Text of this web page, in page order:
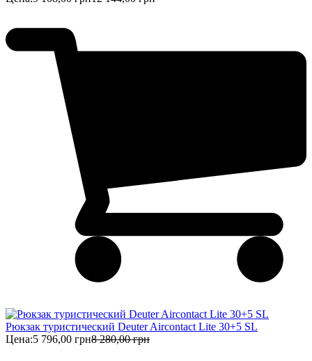
Рюкзак туристический Deuter Aircontact Lite 30+5 SL
Цена:5 796,00 грн8 280,00 грн